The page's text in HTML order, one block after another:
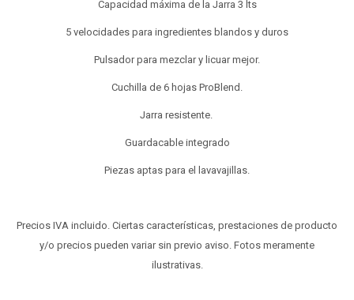
Capacidad máxima de la Jarra 3 lts
5 velocidades para ingredientes blandos y duros
Pulsador para mezclar y licuar mejor.
Cuchilla de 6 hojas ProBlend.
Jarra resistente.
Guardacable integrado
Piezas aptas para el lavavajillas.
Precios IVA incluido. Ciertas características, prestaciones de producto
y/o precios pueden variar sin previo aviso. Fotos meramente
ilustrativas.